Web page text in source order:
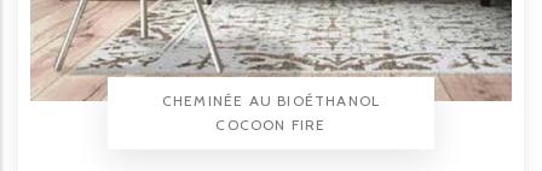
TYPE PRODUIT
CHEMINÉE AU BIOÉTHANOL
COCOON FIRE